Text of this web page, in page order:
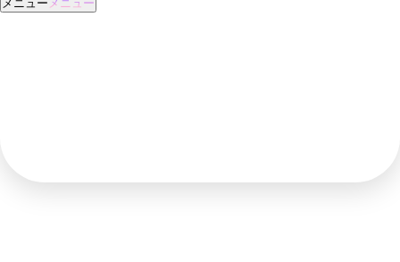
メニュー メニュー